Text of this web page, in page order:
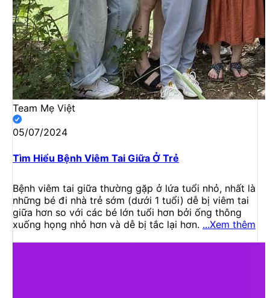
Team Mẹ Việt
05/07/2024
Tìm Hiểu Bệnh Viêm Tai Giữa Ở Trẻ
Bệnh viêm tai giữa thường gặp ở lứa tuổi nhỏ, nhất là
những bé đi nhà trẻ sớm (dưới 1 tuổi) dễ bị viêm tai
giữa hơn so với các bé lớn tuổi hơn bởi ống thông
xuống họng nhỏ hơn và dễ bị tắc lại hơn. ...Xem thêm